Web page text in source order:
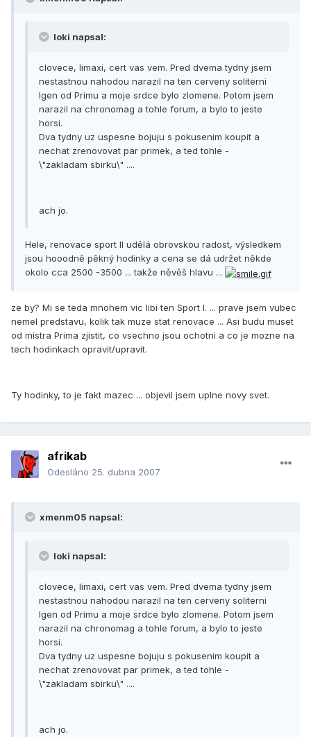
loki napsal:
clovece, limaxi, cert vas vem. Pred dvema tydny jsem
nestastnou nahodou narazil na ten cerveny soliterni
Igen od Primu a moje srdce bylo zlomene. Potom jsem
narazil na chronomag a tohle forum, a bylo to jeste
horsi.
Dva tydny uz uspesne bojuju s pokusenim koupit a
nechat zrenovovat par primek, a ted tohle -
\"zakladam sbirku\" ....
ach jo.
Hele, renovace sport II udělá obrovskou radost, výsledkem
jsou hooodně pěkný hodinky a cena se dá udržet někde
okolo cca 2500 -3500 ... takže něvěš hlavu ...
ze by? Mi se teda mnohem vic libi ten Sport I. ... prave jsem vubec
nemel predstavu, kolik tak muze stat renovace ... Asi budu muset
od mistra Prima zjistit, co vsechno jsou ochotni a co je mozne na
tech hodinkach opravit/upravit.
Ty hodinky, to je fakt mazec ... objevil jsem uplne novy svet.
afrikab
Odesláno 25. dubna 2007
xmenm05 napsal:
loki napsal:
clovece, limaxi, cert vas vem. Pred dvema tydny jsem
nestastnou nahodou narazil na ten cerveny soliterni
Igen od Primu a moje srdce bylo zlomene. Potom jsem
narazil na chronomag a tohle forum, a bylo to jeste
horsi.
Dva tydny uz uspesne bojuju s pokusenim koupit a
nechat zrenovovat par primek, a ted tohle -
\"zakladam sbirku\" ....
ach jo.